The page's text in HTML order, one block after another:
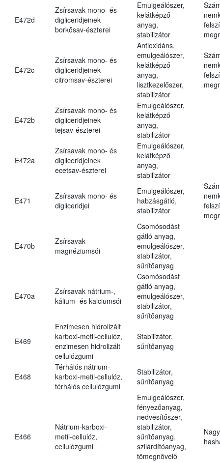
E472d
Zsírsavak mono- és
digliceridjeinek
borkősav-észterei
Emulgeálószer,
kelátképző
anyag,
stabilizátor
E472c
Zsírsavak mono- és
digliceridjeinek
citromsav-észterei
Antioxidáns,
emulgeálószer,
kelátképző
anyag,
lisztkezelőszer,
stabilizátor
E472b
Zsírsavak mono- és
digliceridjeinek
tejsav-észterei
Emulgeálószer,
kelátképző
anyag,
stabilizátor
E472a
Zsírsavak mono- és
digliceridjeinek
ecetsav-észterei
Emulgeálószer,
kelátképző
anyag,
stabilizátor
E471
Zsírsavak mono- és
digliceridjei
Emulgeálószer,
habzásgátló,
stabilizátor
E470b
Zsírsavak
magnéziumsói
Csomósodást
gátló anyag,
emulgeálószer,
stabilizátor,
sűrítőanyag
E470a
Zsírsavak nátrium-,
kálium- és kalciumsói
Csomósodást
gátló anyag,
emulgeálószer,
stabilizátor,
sűrítőanyag
E469
Enzimesen hidrolizált
karboxi-metil-cellulóz,
enzimesen hidrolizált
cellulózgumi
Stabilizátor,
sűrítőanyag
E468
Térhálós nátrium-
karboxi-metil-cellulóz,
térhálós cellulózgumi
Stabilizátor,
sűrítőanyag
E466
Nátrium-karboxi-
metil-cellulóz,
cellulózgumi
Emulgeálószer,
fényezőanyag,
nedvesítőszer,
stabilizátor,
sűrítőanyag,
szilárdítóanyag,
tömegnövelő